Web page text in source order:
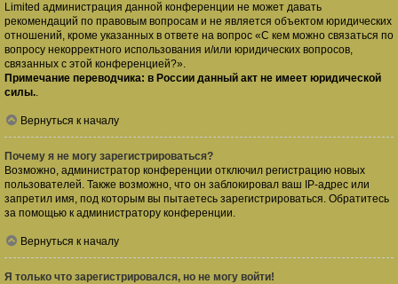
Limited администрация данной конференции не может давать
рекомендаций по правовым вопросам и не является объектом юридических
отношений, кроме указанных в ответе на вопрос «С кем можно связаться по
вопросу некорректного использования и/или юридических вопросов,
связанных с этой конференцией?».
Примечание переводчика: в России данный акт не имеет юридической
силы..
Вернуться к началу
Почему я не могу зарегистрироваться?
Возможно, администратор конференции отключил регистрацию новых
пользователей. Также возможно, что он заблокировал ваш IP-адрес или
запретил имя, под которым вы пытаетесь зарегистрироваться. Обратитесь
за помощью к администратору конференции.
Вернуться к началу
Я только что зарегистрировался, но не могу войти!